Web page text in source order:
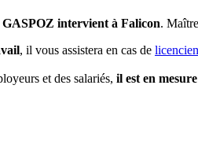
intervient à Falicon.
, il vous assistera en cas de
et des salariés, il est en